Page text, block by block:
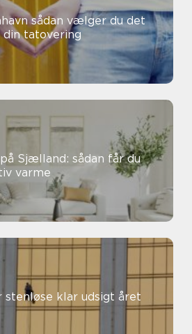
du det
tatovering
Sjælland: sådan får du
varme
udsigt året